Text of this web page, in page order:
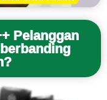
Pelanggan